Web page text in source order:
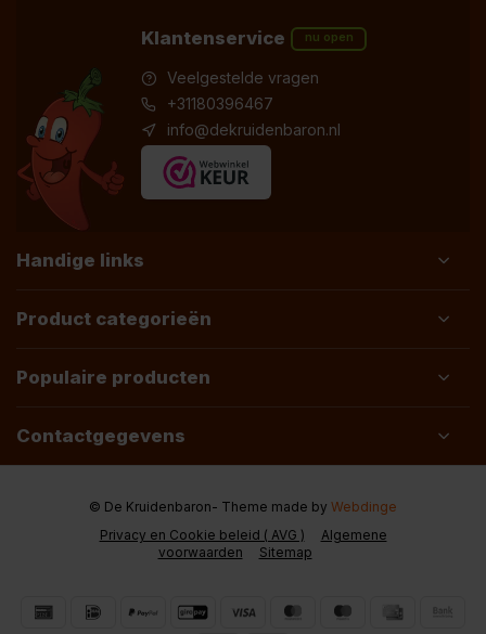
Klantenservice nu open
Veelgestelde vragen
+31180396467
info@dekruidenbaron.nl
Handige links
Product categorieën
Populaire producten
Contactgegevens
Privacy en Cookie beleid ( AVG )
Algemene
voorwaarden
Sitemap
© De Kruidenbaron- Theme made by Webdinge